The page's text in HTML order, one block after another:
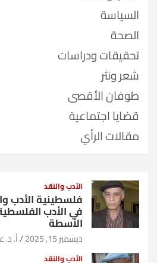
السياسة
الصحة
تحقيقات ودراسات
شعر ونثر
طوفان الأقصى
قضايا اجتماعية
مقالات الرأي
الأدب والنقد
فلسطينية الأدب
في الأدب
الأسطة
ديسمبر 15, 2025 أ. د.
الأدب والنقد